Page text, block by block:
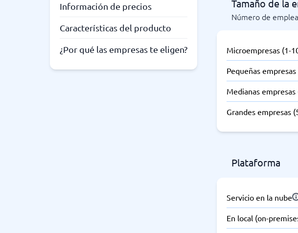
Información de precios
Características del producto
¿Por qué las empresas te eligen?
Tamaño de la
Número de
Microempresas (1-
Pequeñas
Medianas empresas
Grandes empresas
Plataforma
Servicio en la nube
En local (on-